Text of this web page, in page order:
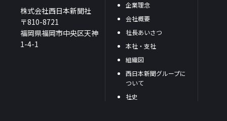
株式会社西日本新聞社
〒810-8721
福岡県福岡市中央区天神
1-4-1
企業理念
会社概要
社長あいさつ
本社・支社
組織図
西日本新聞グループに
ついて
社史